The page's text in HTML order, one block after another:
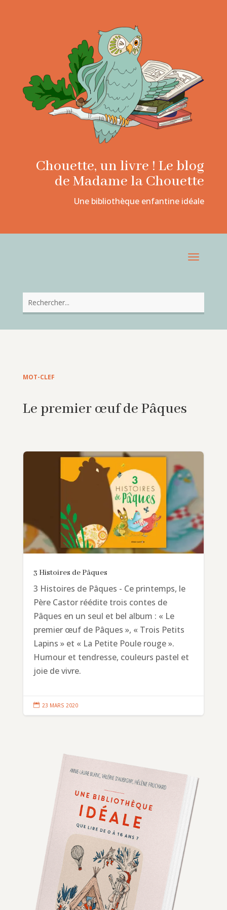
Chouette, un livre ! Le blog
de Madame la Chouette
Une bibliothèque enfantine idéale
MOT-CLEF
Le premier œuf de Pâques
3 Histoires de Pâques
3 Histoires de Pâques - Ce printemps, le
Père Castor réédite trois contes de
Pâques en un seul et bel album : « Le
premier œuf de Pâques », « Trois Petits
Lapins » et « La Petite Poule rouge ».
Humour et tendresse, couleurs pastel et
joie de vivre.
 23 MARS 2020